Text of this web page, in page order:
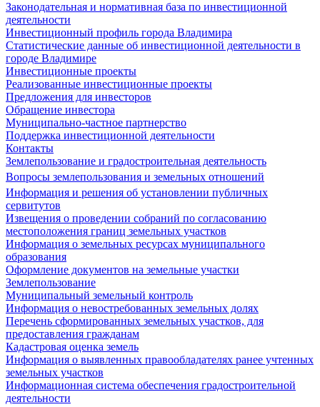
Законодательная и нормативная база по инвестиционной
деятельности
Инвестиционный профиль города Владимира
Статистические данные об инвестиционной деятельности в
городе Владимире
Инвестиционные проекты
Реализованные инвестиционные проекты
Предложения для инвесторов
Обращение инвестора
Муниципально-частное партнерство
Поддержка инвестиционной деятельности
Контакты
Землепользование и градостроительная деятельность
Вопросы землепользования и земельных отношений
Информация и решения об установлении публичных
сервитутов
Извещения о проведении собраний по согласованию
местоположения границ земельных участков
Информация о земельных ресурсах муниципального
образования
Оформление документов на земельные участки
Землепользование
Муниципальный земельный контроль
Информация о невостребованных земельных долях
Перечень сформированных земельных участков, для
предоставления гражданам
Кадастровая оценка земель
Информация о выявленных правообладателях ранее учтенных
земельных участков
Информационная система обеспечения градостроительной
деятельности